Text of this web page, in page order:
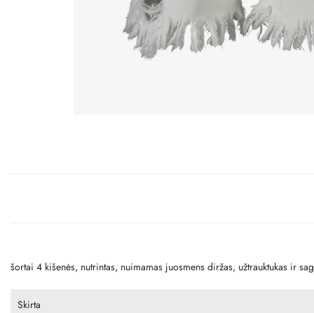
šortai 4 kišenės, nutrintas, nuimamas juosmens diržas, užtrauktukas ir
Skirta